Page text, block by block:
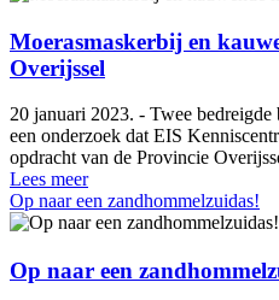
Moerasmaskerbij en
Overijssel
20 januari 2023. - Twee
een onderzoek dat EIS
opdracht van de Provincie
Lees meer
Op naar een zandhommelzuidas!
Op naar een